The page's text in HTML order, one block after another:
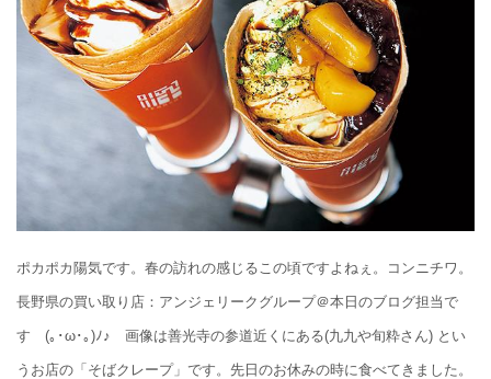
ポカポカ陽気です。春の訪れの感じるこの頃ですよねぇ。コンニチワ。
長野県の買い取り店：アンジェリークグループ＠本日のブログ担当で
す (｡･ω･｡)ﾉ♪ 画像は善光寺の参道近くにある(九九や旬粋さん) とい
うお店の「そばクレープ」です。先日のお休みの時に食べてきました。